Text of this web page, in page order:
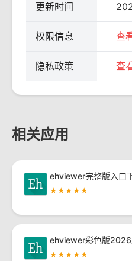
更新时间
权限信息 查
隐私政策 查
相关应用
ehviewer完整版入口
★★★★★
ehviewer彩色版2026
★★★★★